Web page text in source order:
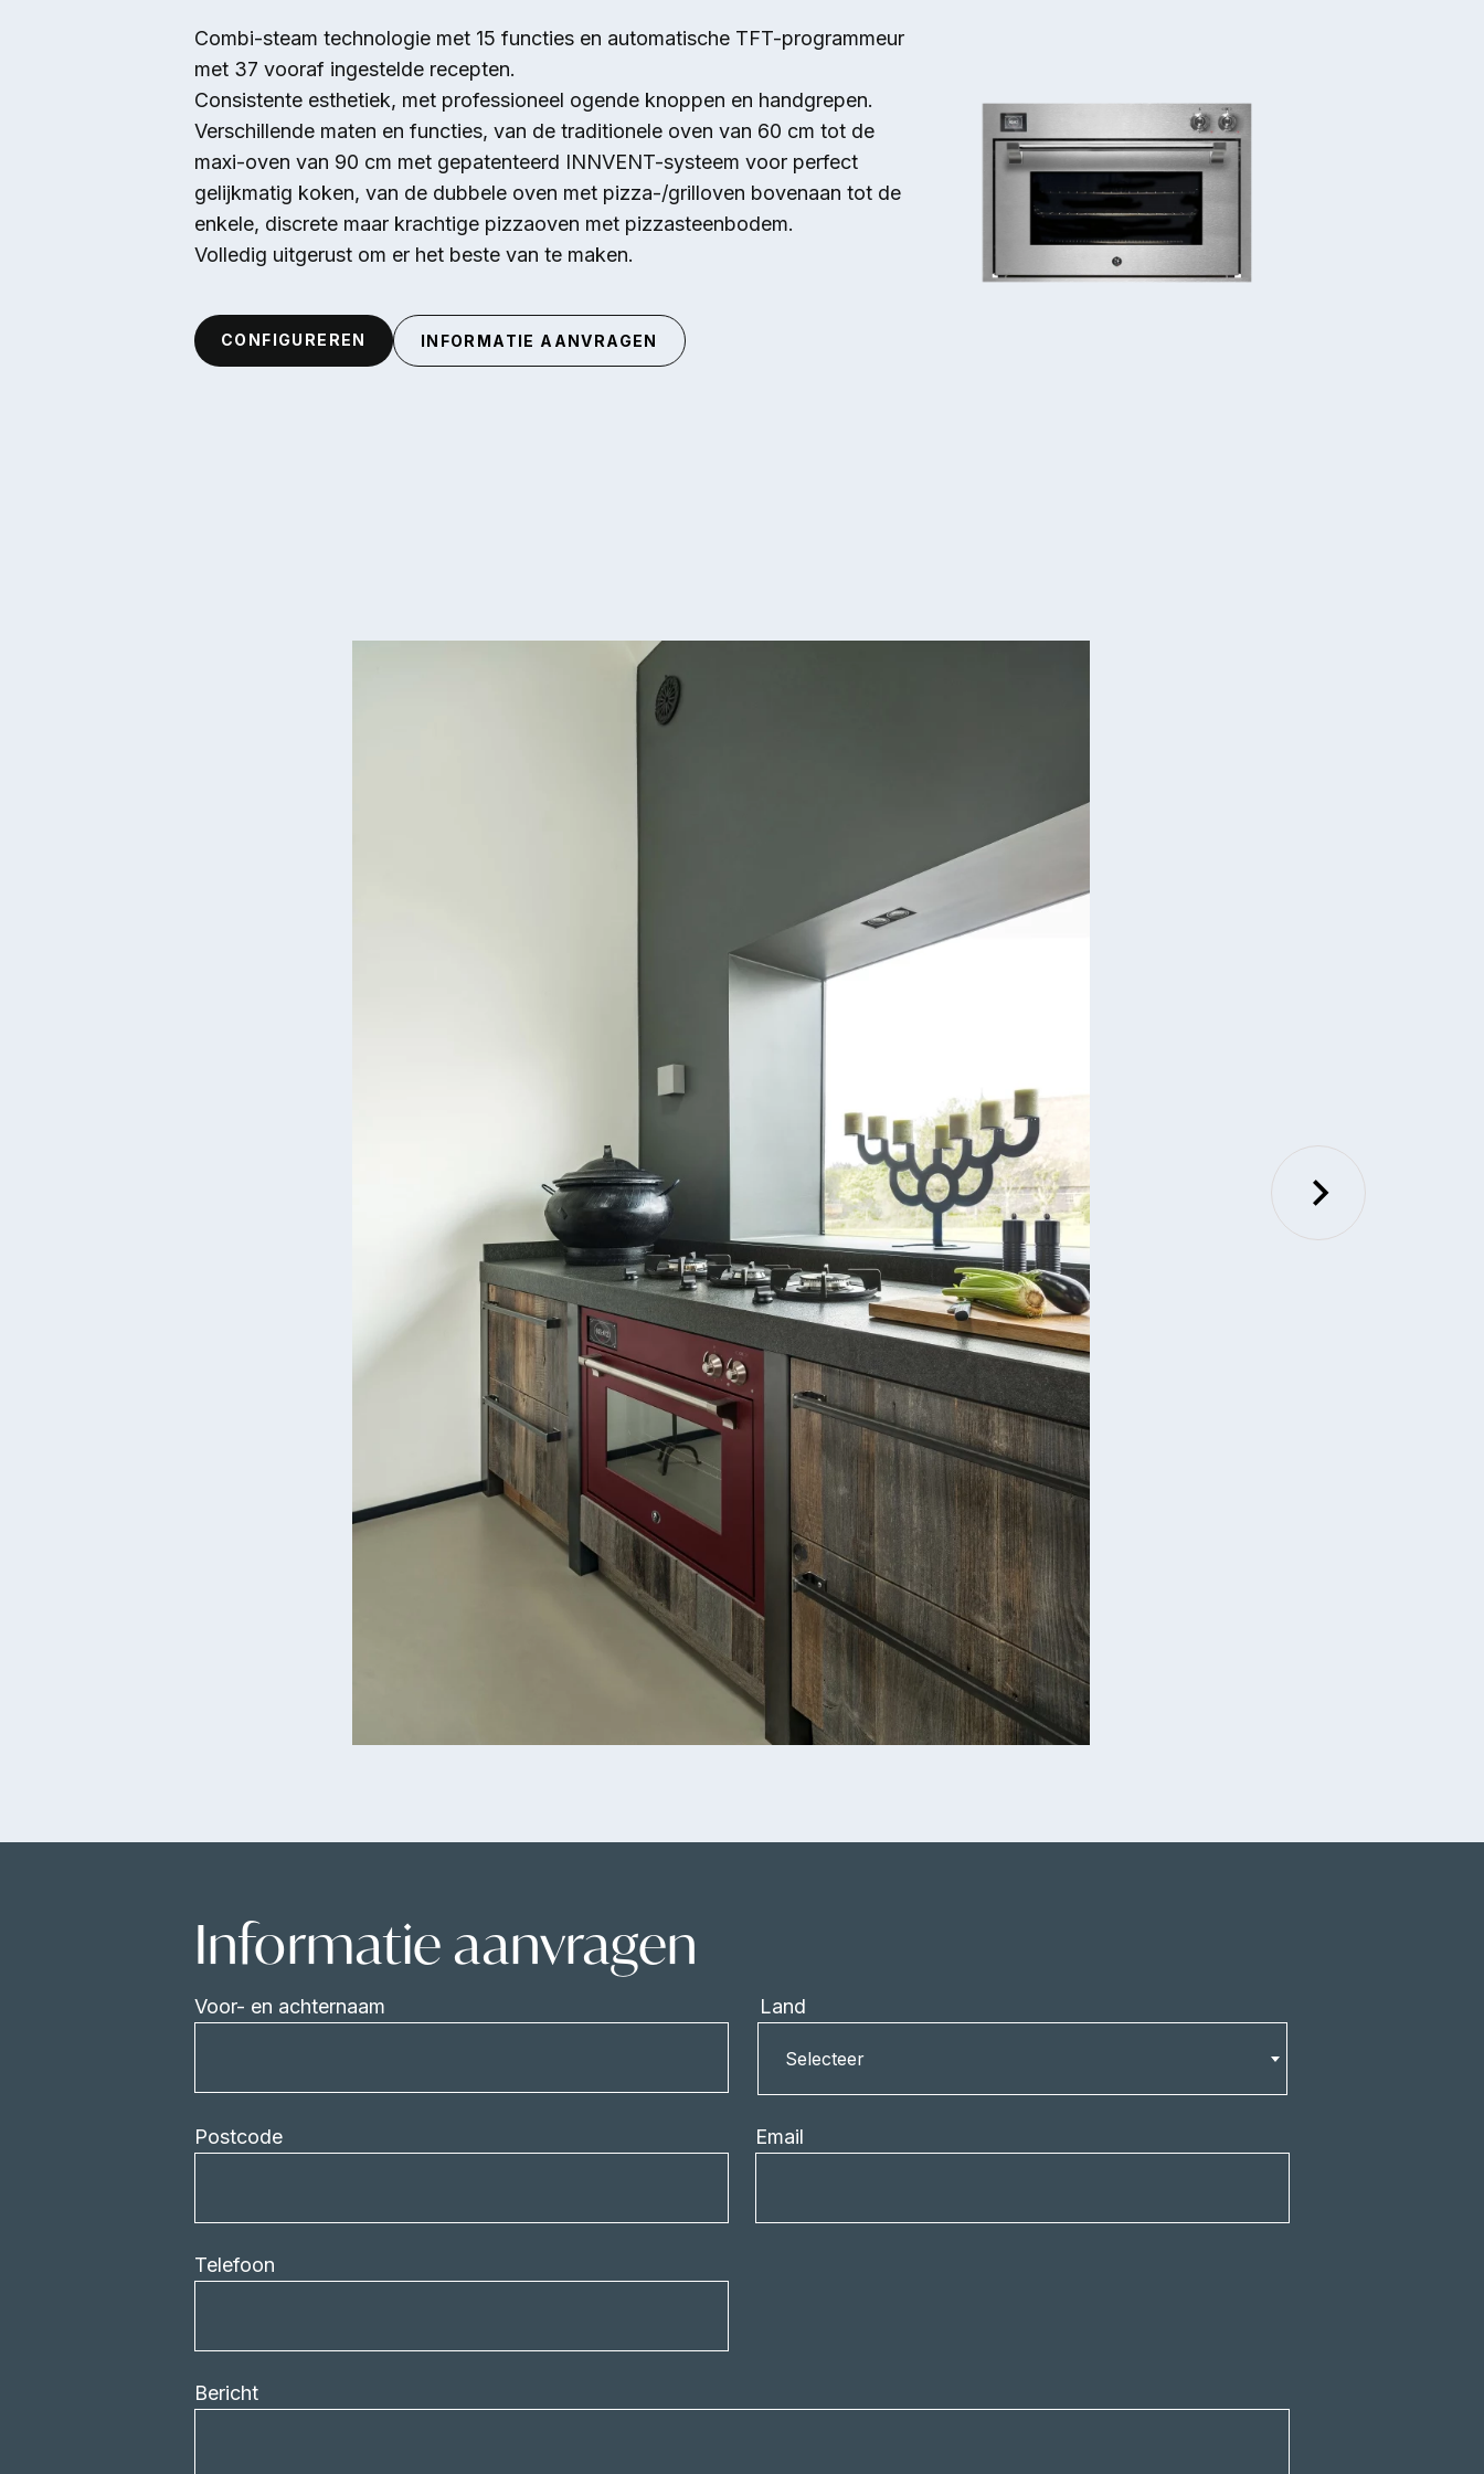
Combi-steam technologie met 15 functies en automatische TFT-programmeur
met 37 vooraf ingestelde recepten.
Consistente esthetiek, met professioneel ogende knoppen en handgrepen.
Verschillende maten en functies, van de traditionele oven van 60 cm tot de
maxi-oven van 90 cm met gepatenteerd INNVENT-systeem voor perfect
gelijkmatig koken, van de dubbele oven met pizza-/grilloven bovenaan tot de
enkele, discrete maar krachtige pizzaoven met pizzasteenbodem.
Volledig uitgerust om er het beste van te maken.
CONFIGUREREN INFORMATIE AANVRAGEN
Informatie aanvragen
Voor- en achternaam
Land
Selecteer
Postcode Email
Telefoon
Bericht